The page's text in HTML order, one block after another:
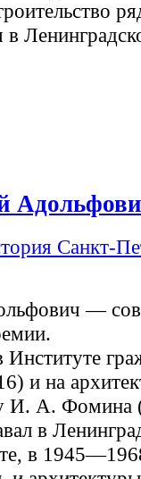
в
Санкт-
—
и на
И. А.
в
в